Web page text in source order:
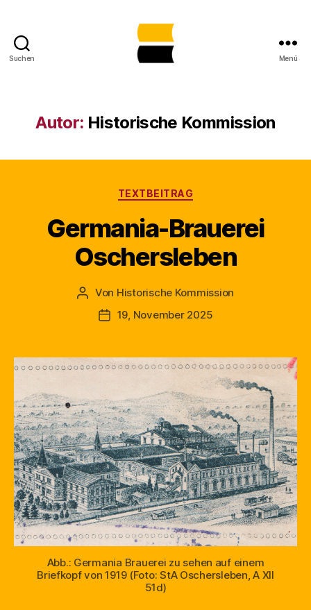
Suchen
Sachsen-
Anhalt
sichtbar
Menü
Autor: Historische Kommission
Kategorien
TEXTBEITRAG
Germania-Brauerei
Oschersleben
Beitragsautor
Von Historische Kommission
Beitragsdatum
19, November 2025
Abb.: Germania Brauerei zu sehen auf einem
Briefkopf von 1919 (Foto: StA Oschersleben, A XII
51d)